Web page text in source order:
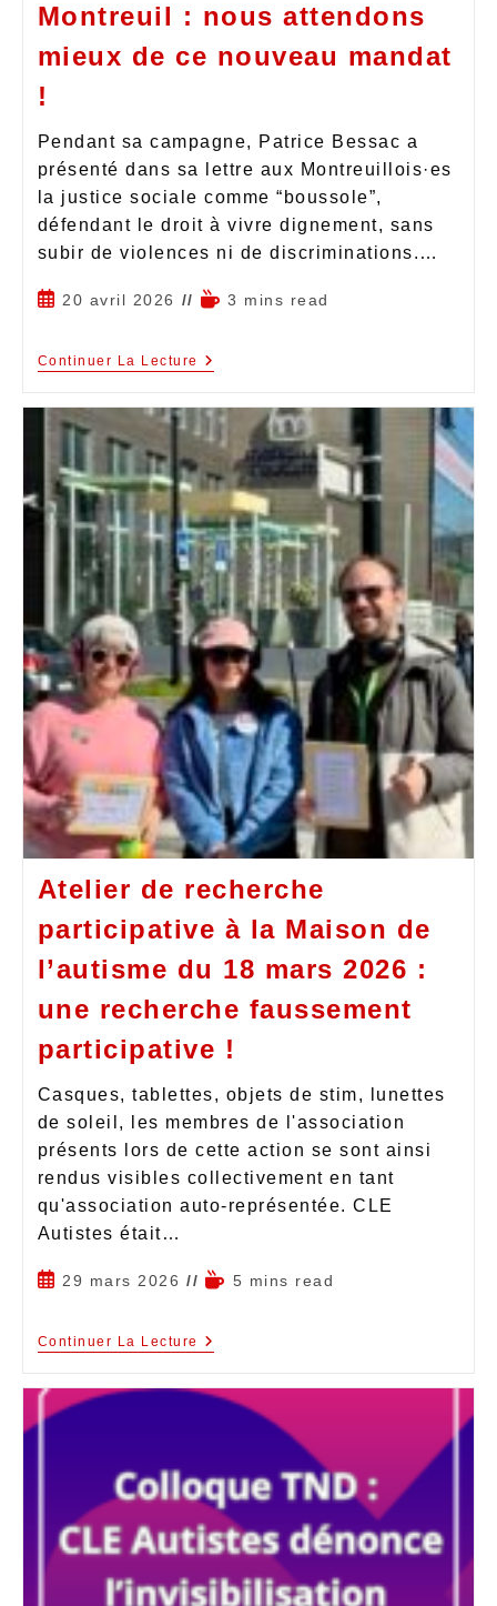
Montreuil : nous attendons
mieux de ce nouveau mandat
!
Pendant sa campagne, Patrice Bessac a
présenté dans sa lettre aux Montreuillois·es
la justice sociale comme “boussole”,
défendant le droit à vivre dignement, sans
subir de violences ni de discriminations.…
20 avril 2026 3 mins read
Continuer La Lecture
Atelier de recherche
participative à la Maison de
l’autisme du 18 mars 2026 :
une recherche faussement
participative !
Casques, tablettes, objets de stim, lunettes
de soleil, les membres de l'association
présents lors de cette action se sont ainsi
rendus visibles collectivement en tant
qu'association auto-représentée. CLE
Autistes était…
29 mars 2026 5 mins read
Continuer La Lecture